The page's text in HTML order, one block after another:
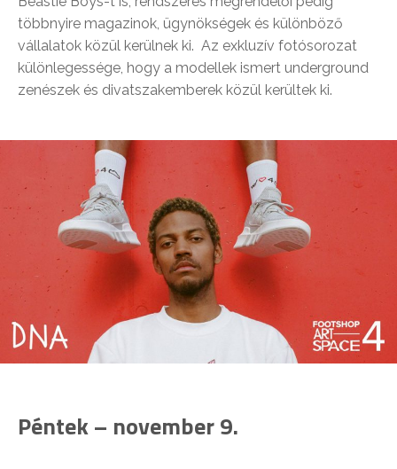
többnyire magazinok, ügynökségek és különböző
vállalatok közül kerülnek ki. Az exkluzív fotósorozat
különlegessége, hogy a modellek ismert underground
zenészek és divatszakemberek közül kerültek ki.
Péntek – november 9.